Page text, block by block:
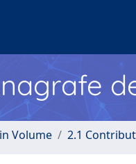
Volume 2.1